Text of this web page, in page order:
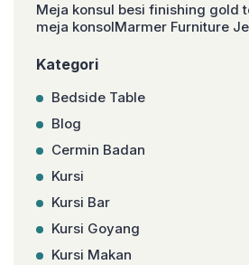
Meja konsul besi finishing gold
meja konsolMarmer Furniture
Kategori
Bedside Table
Blog
Cermin Badan
Kursi
Kursi Bar
Kursi Goyang
Kursi Makan